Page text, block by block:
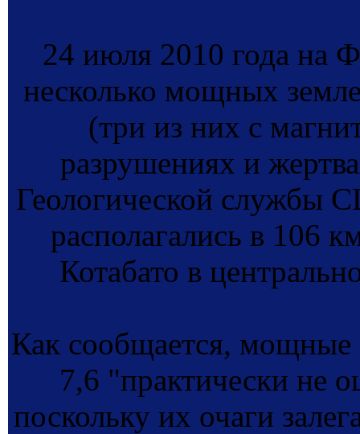
24 июля 2010 года на
несколько мощных
(три из них с
разрушениях и
Геологической службы
располагались в 106
Котабато в
Как сообщается, мощные
7,6 "практически не
поскольку их очаги